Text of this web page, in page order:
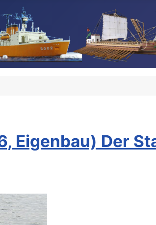
Eigenbau) Der